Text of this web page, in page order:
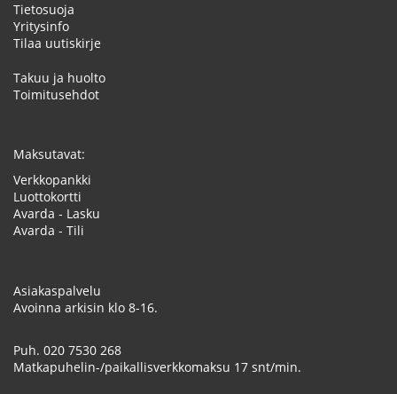
Tietosuoja
Yritysinfo
Tilaa uutiskirje
Takuu ja huolto
Toimitusehdot
Maksutavat:
Verkkopankki
Luottokortti
Avarda - Lasku
Avarda - Tili
Asiakaspalvelu
Avoinna arkisin klo 8-16.
Puh. 020 7530 268
Matkapuhelin-/paikallisverkkomaksu 17 snt/min.